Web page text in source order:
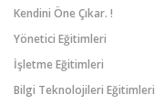
Kendini Öne Çıkar. !
Yönetici Eğitimleri
İşletme Eğitimleri
Bilgi Teknolojileri Eğitimleri